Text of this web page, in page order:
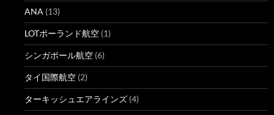
ANA (13)
LOTポーランド航空 (1)
シンガポール航空 (6)
タイ国際航空 (2)
ターキッシュエアラインズ (4)